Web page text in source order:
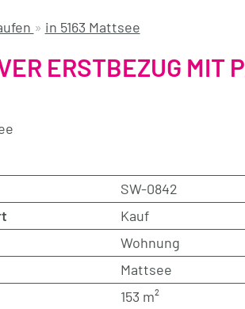
» in 5163 Mattsee
ERSTBEZUG MIT
SW-0842
Kauf
Wohnung
Mattsee
153 m²